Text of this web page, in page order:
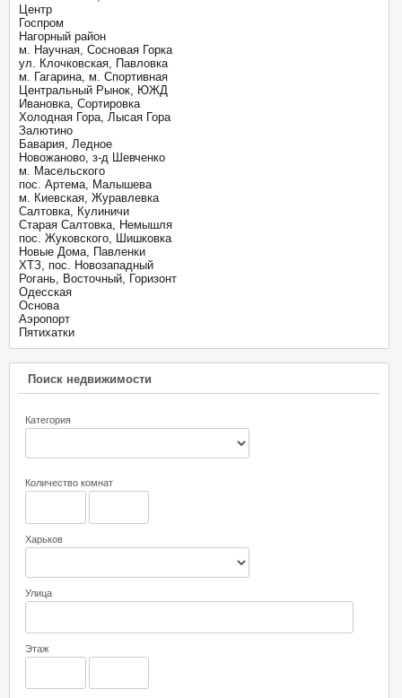
Центр
Госпром
Нагорный район
м. Научная, Сосновая Горка
ул. Клочковская, Павловка
м. Гагарина, м. Спортивная
Центральный Рынок, ЮЖД
Ивановка, Сортировка
Холодная Гора, Лысая Гора
Залютино
Бавария, Ледное
Новожаново, з-д Шевченко
м. Масельского
пос. Артема, Малышева
м. Киевская, Журавлевка
Салтовка, Кулиничи
Старая Салтовка, Немышля
пос. Жуковского, Шишковка
Новые Дома, Павленки
ХТЗ, пос. Новозападный
Рогань, Восточный, Горизонт
Одесская
Основа
Аэропорт
Пятихатки
Поиск недвижимости
Категория
Количество комнат
Харьков
Улица
Этаж